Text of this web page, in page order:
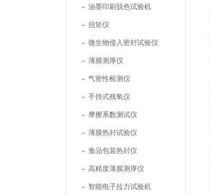
油墨印刷脱色试验机
扭矩仪
微生物侵入密封试验仪
薄膜测厚仪
气密性检测仪
手持式残氧仪
摩擦系数测试仪
薄膜热封试验仪
食品包装热封仪
高精度薄膜测厚仪
智能电子拉力试验机